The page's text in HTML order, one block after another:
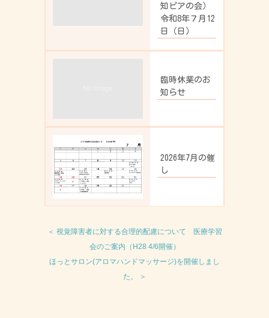
知ピアの会）
令和8年７月12
日（日）
臨時休業のお
知らせ
2026年7月の催
し
＜ 視覚障害者に対する合理的配慮について 医療学習
会のご案内（H28 4/6開催）
ほっとサロン(アロマハンドマッサージ)を開催しまし
た。 ＞